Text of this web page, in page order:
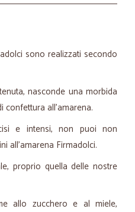
sono realizzati secondo
nasconde una morbida
confettura all'amarena.
e intensi, non puoi non
all'amarena Firmadolci.
proprio quella delle nostre
allo zucchero e al miele,